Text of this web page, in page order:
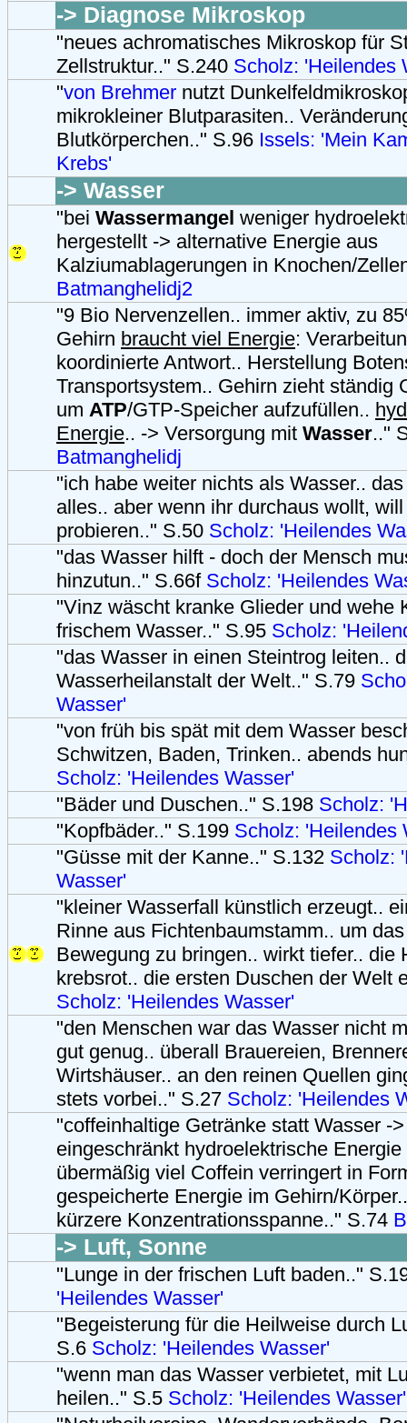
-> Diagnose Mikroskop
"neues achromatisches Mikroskop für
Zellstruktur.." S.240 Scholz: 'Heilendes
"von Brehmer nutzt
mikrokleiner Blutparasiten..
Blutkörperchen.." S.96 Issels: 'Mein
Krebs'
-> Wasser
"bei Wassermangel weniger
hergestellt -> alternative Energie aus
Kalziumablagerungen in Knochen/
Batmanghelidj2
"9 Bio Nervenzellen.. immer aktiv, zu
Gehirn braucht viel Energie:
koordinierte Antwort.. Herstellung
Transportsystem.. Gehirn zieht ständig
um ATP/GTP-Speicher aufzufüllen..
Energie.. -> Versorgung mit Wasser.."
Batmanghelidj
"ich habe weiter nichts als Wasser..
alles.. aber wenn ihr durchaus wollt,
probieren.." S.50 Scholz: 'Heilendes
"das Wasser hilft - doch der Mensch
hinzutun.." S.66f Scholz: 'Heilendes
"Vinz wäscht kranke Glieder und wehe
frischem Wasser.." S.95 Scholz:
"das Wasser in einen Steintrog leiten..
Wasserheilanstalt der Welt.." S.79
Wasser'
"von früh bis spät mit dem Wasser
Schwitzen, Baden, Trinken.. abends
Scholz: 'Heilendes Wasser'
"Bäder und Duschen.." S.198 Scholz:
"Kopfbäder.." S.199 Scholz: 'Heilendes
"Güsse mit der Kanne.." S.132 Scholz:
Wasser'
"kleiner Wasserfall künstlich erzeugt..
Rinne aus Fichtenbaumstamm.. um
Bewegung zu bringen.. wirkt tiefer.. die
krebsrot.. die ersten Duschen der Welt
Scholz: 'Heilendes Wasser'
"den Menschen war das Wasser nicht
gut genug.. überall Brauereien,
Wirtshäuser.. an den reinen Quellen
stets vorbei.." S.27 Scholz: 'Heilendes
"coffeinhaltige Getränke statt Wasser -
eingeschränkt hydroelektrische
übermäßig viel Coffein verringert in
gespeicherte Energie im Gehirn/
kürzere Konzentrationsspanne.." S.74
-> Luft, Sonne
"Lunge in der frischen Luft baden.."
'Heilendes Wasser'
"Begeisterung für die Heilweise durch
S.6 Scholz: 'Heilendes Wasser'
"wenn man das Wasser verbietet, mit
heilen.." S.5 Scholz: 'Heilendes Wasser'